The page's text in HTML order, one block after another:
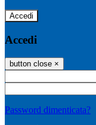
Accedi
Accedi
button close ×
Password dimenticata?